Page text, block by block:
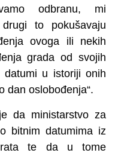
odbranu, mi
to pokušavaju
ovoga ili nekih
grada od svojih
u istoriji onih
dan oslobođenja“.
da ministarstvo za
bitnim datumima iz
rata te da u tome